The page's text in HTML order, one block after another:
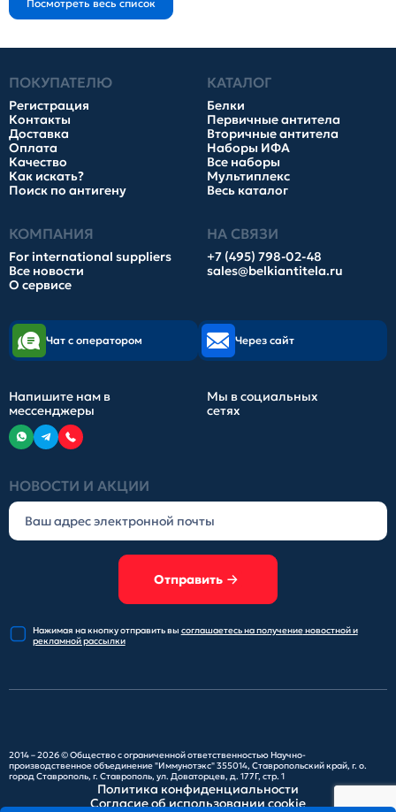
ПОКУПАТЕЛЮ
Регистрация
Контакты
Доставка
Оплата
Качество
Как искать?
Поиск по антигену
КАТАЛОГ
Белки
Первичные антитела
Вторичные антитела
Наборы ИФА
Все наборы
Мультиплекс
Весь каталог
КОМПАНИЯ
For international suppliers
Все новости
О сервисе
НА СВЯЗИ
+7 (495) 798-02-48
sales@belkiantitela.ru
НОВОСТИ И АКЦИИ
Отправить
Нажимая на кнопку отправитьвы соглашаетесь на получениеновостной и
рекламной рассылки
Чат с оператором Через сайт
Напишите нам в
мессенджеры
Мы в социальных
сетях
2014 – 2026 ©Общество с ограниченной ответственностью Научно-
производственное объединение "Иммунотэкс"355014, Ставропольский край, г. о.
город Ставрополь, г. Ставрополь, ул. Доваторцев, д. 177Г, стр. 1
Политика конфиденциальности
Согласие об использовании cookie